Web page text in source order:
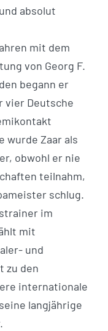
absolut
mit dem
von Georg F.
begann er
vier Deutsche
wurde Zaar als
obwohl er nie
teilnahm,
schlug.
im
mit
und
zu den
internationale
langjährige